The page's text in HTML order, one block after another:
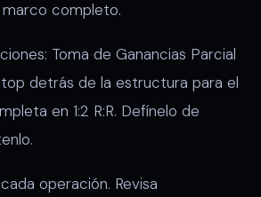
completo.
Toma de Ganancias Parcial
stop detrás de la estructura para el
en 1:2 R:R. Defínelo de
operación. Revisa